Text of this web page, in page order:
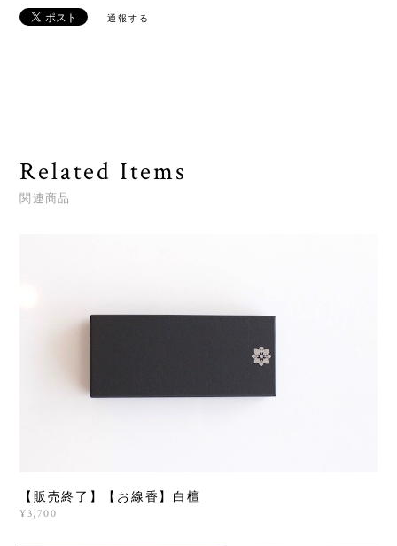
通報する
Related Items
関連商品
【販売終了】【お線香】白檀
¥3,700